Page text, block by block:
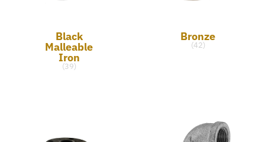
Black
Malleable
Iron
(39)
Bronze
(42)